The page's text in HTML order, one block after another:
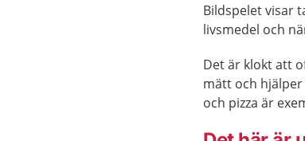
Bildspelet visar
livsmedel och
Det är klokt att
mätt och hjälper
och pizza är